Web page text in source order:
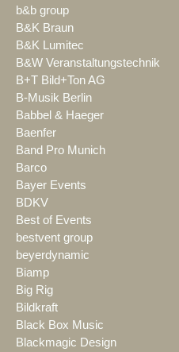
b&b group
B&K Braun
B&K Lumitec
B&W Veranstaltungstechnik
B+T Bild+Ton AG
B-Musik Berlin
Babbel & Haeger
Baenfer
Band Pro Munich
Barco
Bayer Events
BDKV
Best of Events
bestvent group
beyerdynamic
Biamp
Big Rig
Bildkraft
Black Box Music
Blackmagic Design